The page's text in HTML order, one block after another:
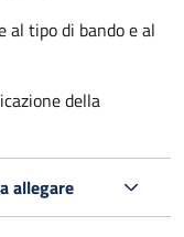
al tipo di bando e al
della
allegare